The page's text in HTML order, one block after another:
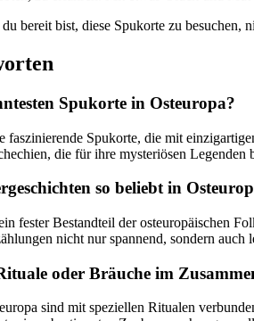
bereit ⁣bist, diese Spukorte zu⁢
Spukorte in Osteuropa?
faszinierende Spukorte, ‍die ⁢mit
die für ihre mysteriösen
so beliebt in‍
fester Bestandteil der⁤ osteuropäischen⁣
nicht nur ‌spannend, sondern
oder Bräuche‍ im
sind mit ​speziellen Ritualen‍